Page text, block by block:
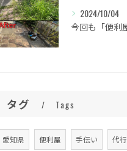
2024/10/04
タグ Tags
愛知県 便利屋 手伝い 代行